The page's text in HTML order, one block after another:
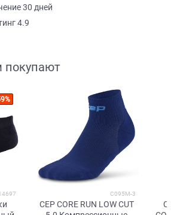
30 дней
4.9
покупают
C095M-3
CEP CORE RUN LOW CUT